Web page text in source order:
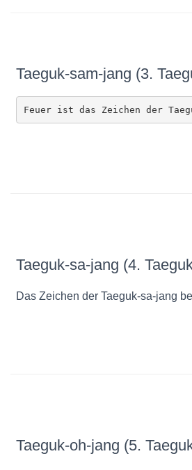
Taeguk-sam-jang (3.
Feuer ist das Zeichen der
Taeguk-sa-jang (4.
Das Zeichen der Taeguk-sa-jang
Taeguk-oh-jang (5.